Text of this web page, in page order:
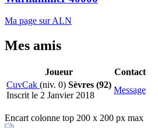
Ma page sur ALN
Mes amis
Joueur
Contact
CuvCak (niv. 0) Sèvres (92)
Inscrit le 2 Janvier 2018
Message
Encart colonne top 200 x 200 px max